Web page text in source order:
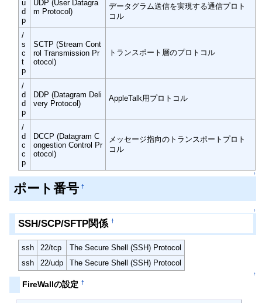
u
d
p
UDP (User Datagra
m Protocol)
データグラム送信を実現する通信プロト
コル
/
s
c
t
p
SCTP (Stream Cont
rol Transmission Pr
otocol)
トランスポート層のプロトコル
/
d
d
p
DDP (Datagram Deli
very Protocol)
AppleTalk用プロトコル
/
d
c
c
p
DCCP (Datagram C
ongestion Control Pr
otocol)
メッセージ指向のトランスポートプロト
コル
↑
ポート番号 †
↑
SSH/SCP/SFTP関係 †
ssh 22/tcp
The Secure Shell (SSH) Protocol
ssh
22/udp The Secure Shell (SSH) Protocol
↑
FireWallの設定 †